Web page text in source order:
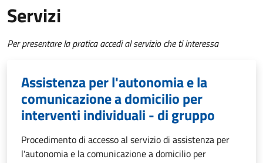
Servizi
Per presentare la pratica accedi al servizio che ti interessa
Assistenza per l'autonomia e la
comunicazione a domicilio per
interventi individuali - di gruppo
Procedimento di accesso al servizio di assistenza per
l'autonomia e la comunicazione a domicilio per